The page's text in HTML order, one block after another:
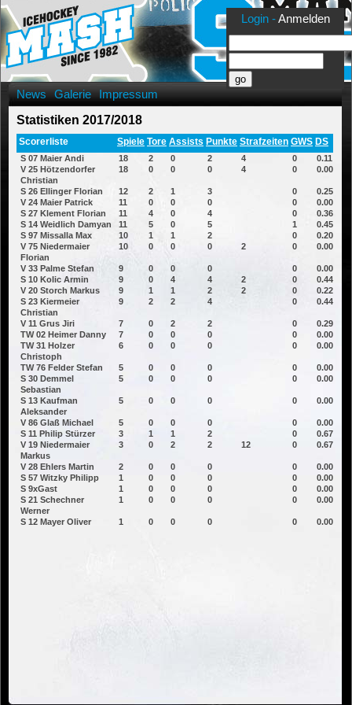
News Galerie Impressum
Statistiken 2017/2018
Scorerliste Spiele Tore Assists Punkte Strafzeiten GWS DS
S 07 Maier Andi 18 2 0 2 4 0
0.11
V 25 Hötzendorfer
Christian
18 0 0 0 4 0 0.00
S 26 Ellinger Florian 12 2 1 3 0
0.25
V 24 Maier Patrick
11 0 0 0 0
0.00
S 27 Klement Florian
11 4 0 4 0
0.36
S 14 Weidlich Damyan
11 5 0 5 1
0.45
S 97 Missalla Max
10 1 1 2 0
0.20
V 75 Niedermaier
Florian
10 0 0 0 2 0 0.00
V 33 Palme Stefan 9 0 0 0 0
0.00
S 10 Kolic Armin
9 0 4 4 2 0
0.44
V 20 Storch Markus
9 1 1 2 2 0
0.22
S 23 Kiermeier
Christian
9 2 2 4 0 0.44
V 11 Grus Jiri 7 0 2 2 0
0.29
TW 02 Heimer Danny
7 0 0 0 0
0.00
TW 31 Holzer
Christoph
6 0 0 0 0 0.00
TW 76 Felder Stefan 5 0 0 0 0
0.00
S 30 Demmel
Sebastian
5 0 0 0 0 0.00
S 13 Kaufman
Aleksander
5 0 0 0 0 0.00
V 86 Glaß Michael 5 0 0 0 0
0.00
S 11 Philip Stürzer
3 1 1 2 0
0.67
V 19 Niedermaier
Markus
3 0 2 2 12 0 0.67
V 28 Ehlers Martin 2 0 0 0 0
0.00
S 57 Witzky Philipp
1 0 0 0 0
0.00
S 9xGast
1 0 0 0 0
0.00
S 21 Schechner
Werner
1 0 0 0 0 0.00
S 12 Mayer Oliver 1 0 0 0 0 0.00
Login -Anmelden